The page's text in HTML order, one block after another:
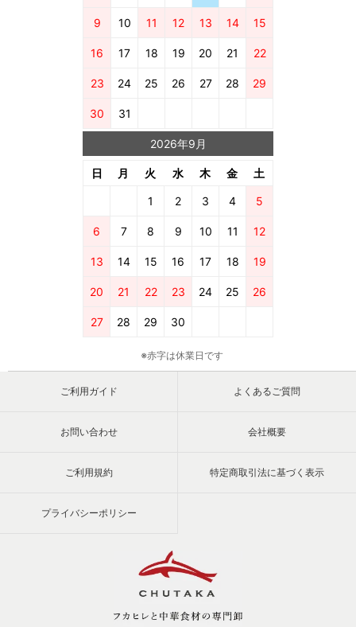
9 10 11 12 13 14 15
16 17 18 19 20 21 22
23 24 25 26 27 28 29
30 31
2026年9月
日 月 火 水 木 金 土
1 2 3 4 5
6 7 8 9 10 11 12
13 14 15 16 17 18 19
20 21 22 23 24 25 26
27 28 29 30
※赤字は休業日です
ご利用ガイド よくあるご質問
お問い合わせ 会社概要
ご利用規約 特定商取引法に基づく表示
プライバシーポリシー